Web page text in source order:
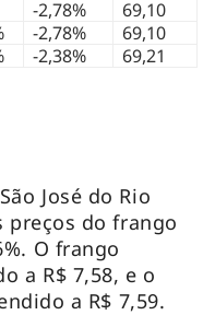
-2,78%
69,10
-2,78%
69,10
-2,38% 69,21
José do Rio
preços do frango
O frango
a R$ 7,58, e o
a R$ 7,59.